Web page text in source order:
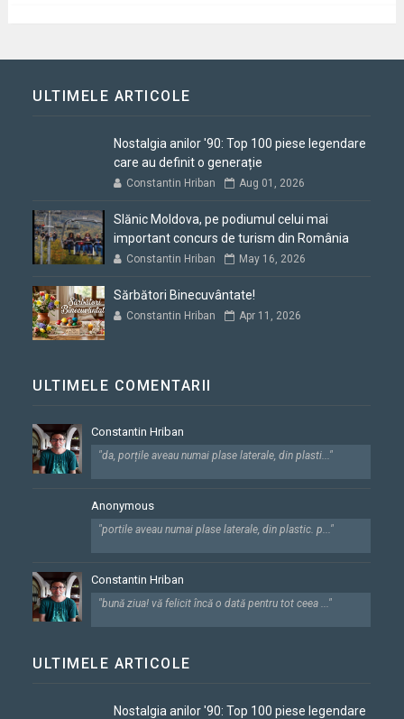
ULTIMELE ARTICOLE
Nostalgia anilor '90: Top 100 piese legendare
care au definit o generație
Constantin Hriban Aug 01, 2026
Slănic Moldova, pe podiumul celui mai
important concurs de turism din România
Constantin Hriban May 16, 2026
Sărbători Binecuvântate!
Constantin Hriban Apr 11, 2026
ULTIMELE COMENTARII
Constantin Hriban
"da, porțile aveau numai plase laterale, din plasti..."
Anonymous
"portile aveau numai plase laterale, din plastic. p..."
Constantin Hriban
"bună ziua! vă felicit încă o dată pentru tot ceea ..."
ULTIMELE ARTICOLE
Nostalgia anilor '90: Top 100 piese legendare